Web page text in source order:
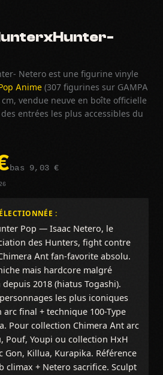
Netero est une figurine vinyle
Anime (307 figurines sur GAMPA
cm, vendue neuve en boîte officielle
entrées les plus accessibles du
bas 9,03 €
:
Pop — Isaac Netero, le
des Hunters, fight contre
Ant fan-favorite absolu.
mais hardcore malgré
2018 (hiatus Togashi).
les plus iconiques
final + technique 100-Type
Pour collection Chimera Ant arc
Pouf, Youpi ou collection HxH
Gon, Killua, Kurapika. Référence
climax + Netero sacrifice. Sculpt